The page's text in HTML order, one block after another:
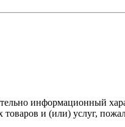
информационный
и (или) услуг,